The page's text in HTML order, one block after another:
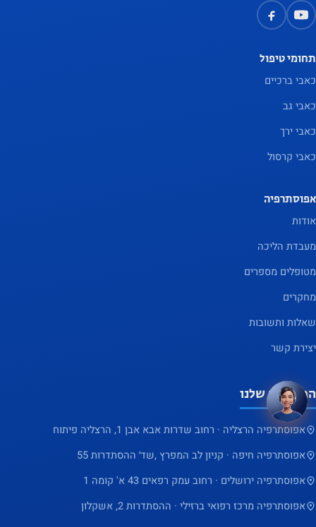
תחומי טיפול
כאבי ברכיים
כאבי גב
כאבי ירך
כאבי קרסול
אפוסתרפיה
אודות
מעבדת הליכה
מטופלים מספרים
מחקרים
שאלות ותשובות
יצירת קשר
המרכזים שלנו
אפוסתרפיה הרצליה · רחוב שדרות אבא אבן 1, הרצליה פיתוח
אפוסתרפיה חיפה · קניון לב המפרץ ,שד׳ ההסתדרות 55
אפוסתרפיה ירושלים · רחוב עמק רפאים 43 א' קומה 1
אפוסתרפיה מרכז רפואי ברזילי · ההסתדרות 2, אשקלון
שלום 👋 יש שאלה? אני כאן
לעזור